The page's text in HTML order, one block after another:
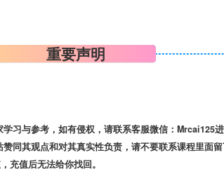
重要声明
习与参考，如有侵权，请联系客服微信：Mrcai125进
同其观点和对其真实性负责，请不要联系课程里面
充值后无法给你找回。